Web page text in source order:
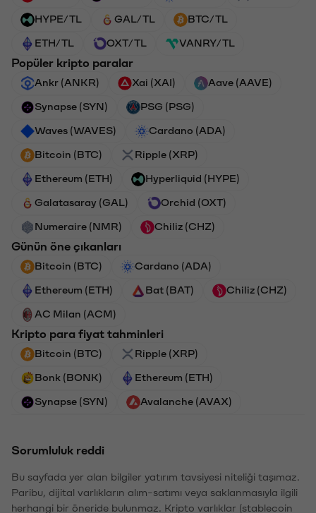
HYPE/TL GAL/TL BTC/TL
ETH/TL OXT/TL VANRY/TL
Popüler kripto paralar
Ankr (ANKR) Xai (XAI) Aave (AAVE)
Synapse (SYN) PSG (PSG)
Waves (WAVES) Cardano (ADA)
Bitcoin (BTC) Ripple (XRP)
Ethereum (ETH) Hyperliquid (HYPE)
Galatasaray (GAL) Orchid (OXT)
Numeraire (NMR) Chiliz (CHZ)
Günün öne çıkanları
Bitcoin (BTC) Cardano (ADA)
Ethereum (ETH) Bat (BAT) Chiliz (CHZ)
AC Milan (ACM)
Kripto para fiyat tahminleri
Bitcoin (BTC) Ripple (XRP)
Bonk (BONK) Ethereum (ETH)
Synapse (SYN) Avalanche (AVAX)
Sorumluluk reddi
Bu sayfada yer alan bilgiler yatırım tavsiyesi niteliği taşımaz.
Paribu, dijital varlıkların alım-satımı veya saklanmasıyla ilgili
herhangi bir öneride bulunmaz. Kripto varlıklar (stablecoin